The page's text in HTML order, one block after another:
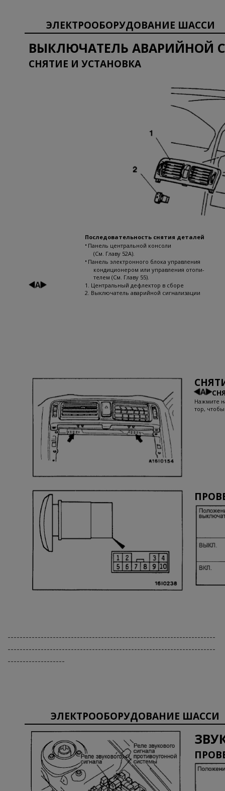
ЭЛЕКТРООБОРУДОВАНИЕ ШАССИ
ВЫКЛЮЧАТЕЛЬ АВАРИЙНОЙ
СНЯТИЕ И УСТАНОВКА
Последовательность снятия деталей
• Панель центральной консоли
(См. Главу 52А).
• Панель электронного блока управления
кондиционером или управления отопи-
телем (См. Главу 55).
1. Центральный дефлектор в сборе
2. Выключатель аварийной сигнализации
Нажмите
тор,
---------------------------------------------------------------------
---------------------------------------------------------------------
-------------------
ЭЛЕКТРООБОРУДОВАНИЕ ШАССИ